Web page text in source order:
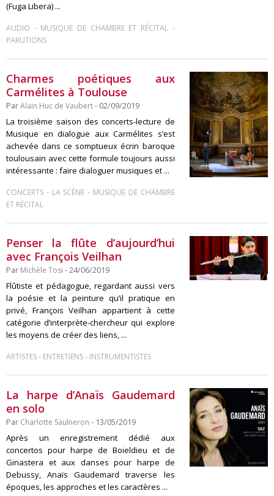
(Fuga Libera) ...
AUDIO - MUSIQUE DE CHAMBRE ET RÉCITAL-
PARUTIONS
Charmes poétiques aux
Carmélites à Toulouse
ParAlain Huc de Vaubert- 02/09/2019
La troisième saison des concerts-lecture de
Musique en dialogue aux Carmélites s’est
achevée dans ce somptueux écrin baroque
toulousain avec cette formule toujours aussi
intéressante : faire dialoguer musiques et ...
CONCERTS - LA SCÈNE - MUSIQUE DE CHAMBRE
ET RÉCITAL
Penser la flûte d’aujourd’hui
avec François Veilhan
Par Michèle Tosi - 24/06/2019
Flûtiste et pédagogue, regardant aussi vers
la poésie et la peinture qu’il pratique en
privé, François Veilhan appartient à cette
catégorie d’interprète-chercheur qui explore
les moyens de créer des liens, ...
ARTISTES- ENTRETIENS- INSTRUMENTISTES
La harpe d’Anaïs Gaudemard
en solo
Par Charlotte Saulneron - 13/05/2019
Après un enregistrement dédié aux
concertos pour harpe de Boieldieu et de
Ginastera et aux danses pour harpe de
Debussy, Anaïs Gaudemard traverse les
époques, les approches et les caractères ...